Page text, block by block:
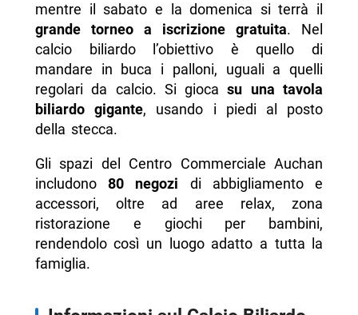
mentre il sabato e la domenica si terrà il
grande torneo a iscrizione gratuita. Nel
calcio biliardo l’obiettivo è quello di
mandare in buca i palloni, uguali a quelli
regolari da calcio. Si giocasu una tavola
biliardo gigante, usando i piedi al posto
della stecca.
Gli spazi del Centro Commerciale Auchan
includono80 negozi di abbigliamento e
accessori, oltre ad aree relax, zona
ristorazione e giochi per bambini,
rendendolo così un luogo adatto a tutta la
famiglia.